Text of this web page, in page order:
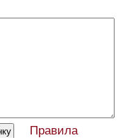
Правила